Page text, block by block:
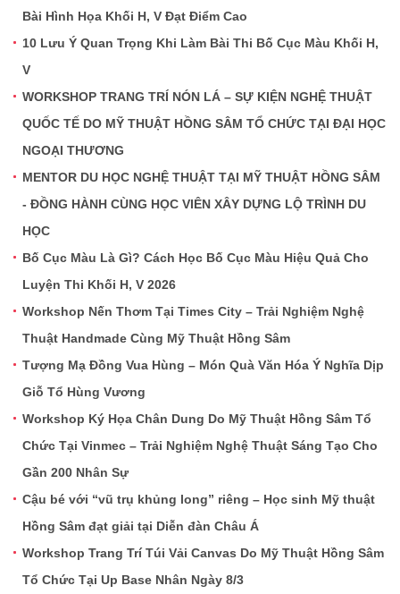
Bài Hình Họa Khối H, V Đạt Điểm Cao
10 Lưu Ý Quan Trọng Khi Làm Bài Thi Bố Cục Màu Khối H,
V
WORKSHOP TRANG TRÍ NÓN LÁ – SỰ KIỆN NGHỆ THUẬT
QUỐC TẾ DO MỸ THUẬT HỒNG SÂM TỔ CHỨC TẠI ĐẠI HỌC
NGOẠI THƯƠNG
MENTOR DU HỌC NGHỆ THUẬT TẠI MỸ THUẬT HỒNG SÂM
- ĐỒNG HÀNH CÙNG HỌC VIÊN XÂY DỰNG LỘ TRÌNH DU
HỌC
Bố Cục Màu Là Gì? Cách Học Bố Cục Màu Hiệu Quả Cho
Luyện Thi Khối H, V 2026
Workshop Nến Thơm Tại Times City – Trải Nghiệm Nghệ
Thuật Handmade Cùng Mỹ Thuật Hồng Sâm
Tượng Mạ Đồng Vua Hùng – Món Quà Văn Hóa Ý Nghĩa Dịp
Giỗ Tổ Hùng Vương
Workshop Ký Họa Chân Dung Do Mỹ Thuật Hồng Sâm Tổ
Chức Tại Vinmec – Trải Nghiệm Nghệ Thuật Sáng Tạo Cho
Gần 200 Nhân Sự
Cậu bé với “vũ trụ khủng long” riêng – Học sinh Mỹ thuật
Hồng Sâm đạt giải tại Diễn đàn Châu Á
Workshop Trang Trí Túi Vải Canvas Do Mỹ Thuật Hồng Sâm
Tổ Chức Tại Up Base Nhân Ngày 8/3